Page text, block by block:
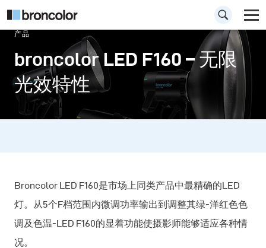
产品
broncolor LED F160 – 无限
光效特性
Broncolor LED F160是市场上同类产品中最精确的LED
灯。从5个F档范围内微调功率输出到调整其绿-洋红色色
调及色温-LED F160的显着功能使摄影师能够适应各种情
况。